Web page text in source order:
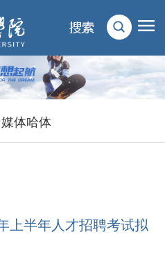
媒体哈体
>新闻动态 >通知公告> 正文
上半年人才招聘考试拟